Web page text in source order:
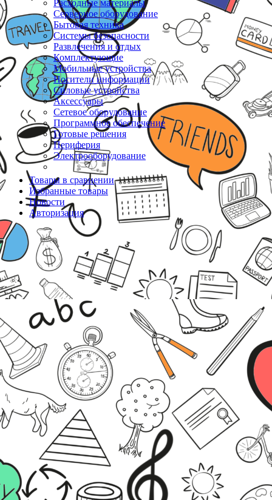
Расходные материалы
Серверное оборудование
Бытовая техника
Системы безопасности
Развлечения и отдых
Комплектующие
Мобильные устройства
Носители информации
Силовые устройства
Аксессуары
Сетевое оборудование
Программное обеспечение
Готовые решения
Периферия
Электрооборудование
Товары в сравнении
Избранные товары
Новости
Авторизация